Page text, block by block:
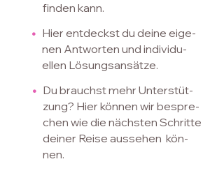
finden kann.
• Hier entdeckst du deine eige-
nen Antworten und individu-
ellen Lösungsansätze.
• Du brauchst mehr Unterstüt-
zung? Hier können wir bespre-
chen wie die nächsten Schritte
deiner Reise aussehen kön-
nen.